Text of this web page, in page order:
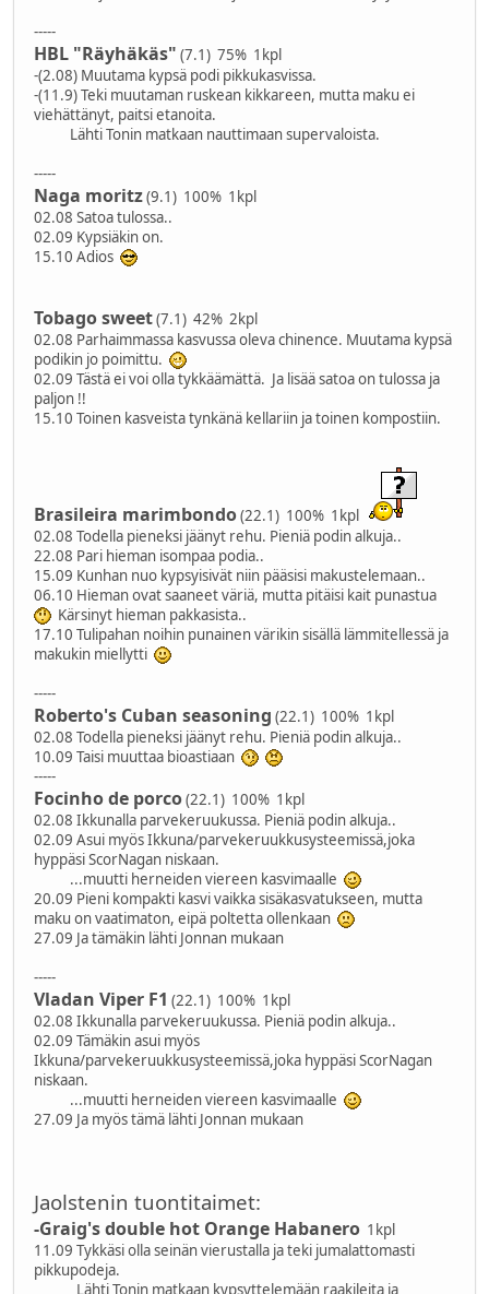
-----
HBL "Räyhäkäs" (7.1) 75% 1kpl
-(2.08) Muutama kypsä podi pikkukasvissa.
-(11.9) Teki muutaman ruskean kikkareen, mutta maku ei
viehättänyt, paitsi etanoita.
Lähti Tonin matkaan nauttimaan supervaloista.
-----
Naga moritz(9.1) 100% 1kpl
02.08 Satoa tulossa..
02.09 Kypsiäkin on.
15.10 Adios
Tobago sweet(7.1) 42% 2kpl
02.08 Parhaimmassa kasvussa oleva chinence. Muutama kypsä
podikin jo poimittu.
02.09 Tästä ei voi olla tykkäämättä. Ja lisää satoa on tulossa ja
paljon !!
15.10 Toinen kasveista tynkänä kellariin ja toinen kompostiin.
Brasileira marimbondo(22.1) 100% 1kpl
02.08 Todella pieneksi jäänyt rehu. Pieniä podin alkuja..
22.08 Pari hieman isompaa podia..
15.09 Kunhan nuo kypsyisivät niin pääsisi makustelemaan..
06.10 Hieman ovat saaneet väriä, mutta pitäisi kait punastua
Kärsinyt hieman pakkasista..
17.10 Tulipahan noihin punainen värikin sisällä lämmitellessä ja
makukin miellytti
-----
Roberto's Cuban seasoning (22.1) 100% 1kpl
02.08 Todella pieneksi jäänyt rehu. Pieniä podin alkuja..
10.09 Taisi muuttaa bioastiaan
-----
Focinho de porco(22.1) 100% 1kpl
02.08 Ikkunalla parvekeruukussa. Pieniä podin alkuja..
02.09 Asui myös Ikkuna/parvekeruukkusysteemissä,joka
hyppäsi ScorNagan niskaan.
...muutti herneiden viereen kasvimaalle
20.09 Pieni kompakti kasvi vaikka sisäkasvatukseen, mutta
maku on vaatimaton, eipä poltetta ollenkaan
27.09 Ja tämäkin lähti Jonnan mukaan
-----
Vladan Viper F1 (22.1) 100% 1kpl
02.08 Ikkunalla parvekeruukussa. Pieniä podin alkuja..
02.09 Tämäkin asui myös
Ikkuna/parvekeruukkusysteemissä,joka hyppäsi ScorNagan
niskaan.
...muutti herneiden viereen kasvimaalle
27.09 Ja myös tämä lähti Jonnan mukaan
Jaolstenin tuontitaimet:
-Graig's double hot Orange Habanero 1kpl
11.09 Tykkäsi olla seinän vierustalla ja teki jumalattomasti
pikkupodeja.
Lähti Tonin matkaan kypsyttelemään raakileita ja